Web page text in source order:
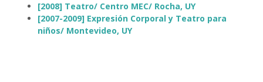
[2008] Teatro/ Centro MEC/ Rocha, UY
[2007-2009] Expresión Corporal y Teatro para
niños/ Montevideo, UY